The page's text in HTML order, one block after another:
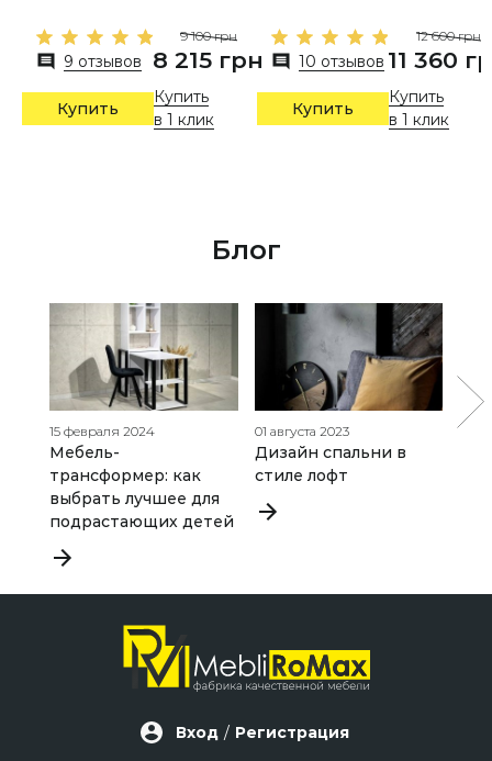
9 отзывов
9 100 грн
8 215 грн
Купить
Купить
в 1 клик
10 отзывов
12 600 грн
11 360
Купить
Купить
в 1 клик
Блог
15 февраля 2024
Мебель-
трансформер: как
выбрать лучшее для
подрастающих детей
01 августа 2023
Дизайн спальни в
стиле лофт
31
Вход / Регистрация